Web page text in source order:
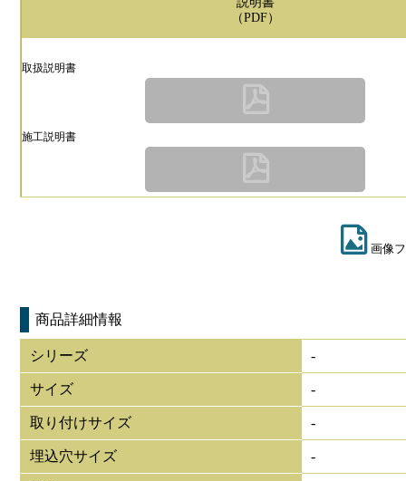
（PDF）
取扱説明書
施工説明書
画像
商品詳細情報
シリーズ -
サイズ -
取り付けサイズ -
埋込穴サイズ -